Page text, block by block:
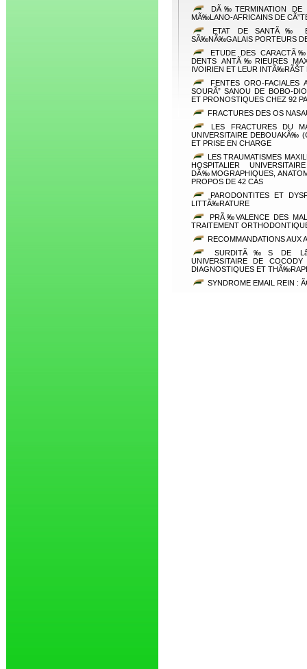
DÃ‰TERMINATION DE
MÃ‰LANO-AFRICAINS DE
ETAT DE SANTÃ‰
SÃ‰NÃ‰GALAIS PORTEURS
ETUDE DES
DENTS ANTÃ‰RIEURES
IVOIRIEN ET LEUR
FENTES ORO-FACIALES
SOURÃ” SANOU DE BOBO-
ET PRONOSTIQUES CHEZ 92
FRACTURES DES OS
LES FRACTURES DU
UNIVERSITAIRE DEBOUAKÃ‰
ET PRISE EN CHARGE
LES TRAUMATISMES
HOSPITALIER
DÃ‰MOGRAPHIQUES,
PROPOS DE 42 CAS
PARODONTITES ET
LITTÃ‰RATURE
PRÃ‰VALENCE DES
TRAITEMENT
RECOMMANDATIONS AUX
SURDITÃ‰S DE
UNIVERSITAIRE DE
DIAGNOSTIQUES ET
SYNDROME EMAIL REIN :